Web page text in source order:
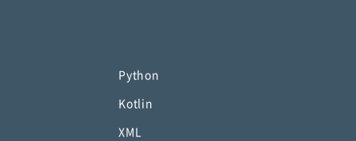
Python
Kotlin
XML